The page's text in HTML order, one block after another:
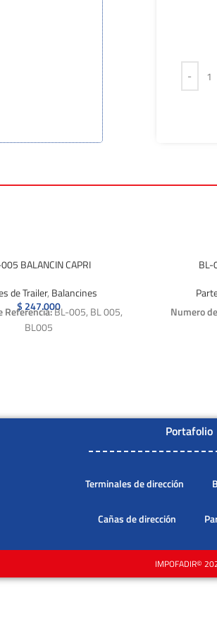
BALANCIN CAPRI
de Trailer, Balancines
$ 247.000
Referencia:BL-005, BL 005,
BL005
BL-
Numero
Portafolio
Terminales de dirección
Cañas de dirección
IMPOFADIR©